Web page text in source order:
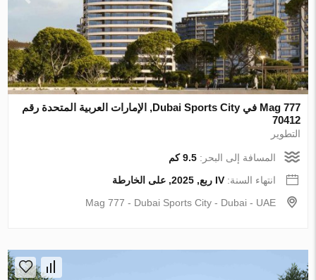
Mag 777 في Dubai Sports City, الإمارات العربية المتحدة رقم
70412
التطوير
المسافة إلى البحر:9.5 كم
انتهاء السنة:IV ربع, 2025, على الخارطة
Mag 777 - Dubai Sports City - Dubai - UAE